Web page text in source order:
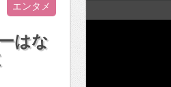
エンタメ
はな